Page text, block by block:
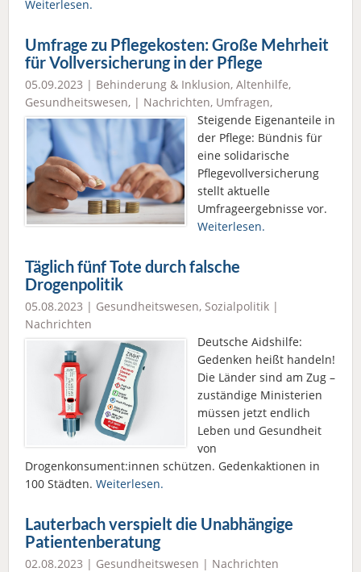
Weiterlesen.
Umfrage zu Pflegekosten: Große Mehrheit
für Vollversicherung in der Pflege
05.09.2023 | Behinderung & Inklusion, Altenhilfe,
Gesundheitswesen, | Nachrichten, Umfragen,
Steigende Eigenanteile in
der Pflege: Bündnis für
eine solidarische
Pflegevollversicherung
stellt aktuelle
Umfrageergebnisse vor.
Weiterlesen.
Täglich fünf Tote durch falsche
Drogenpolitik
05.08.2023 | Gesundheitswesen, Sozialpolitik |
Nachrichten
Deutsche Aidshilfe:
Gedenken heißt handeln!
Die Länder sind am Zug –
zuständige Ministerien
müssen jetzt endlich
Leben und Gesundheit
von
Drogenkonsument:innen schützen. Gedenkaktionen in
100 Städten. Weiterlesen.
Lauterbach verspielt die Unabhängige
Patientenberatung
02.08.2023 | Gesundheitswesen | Nachrichten